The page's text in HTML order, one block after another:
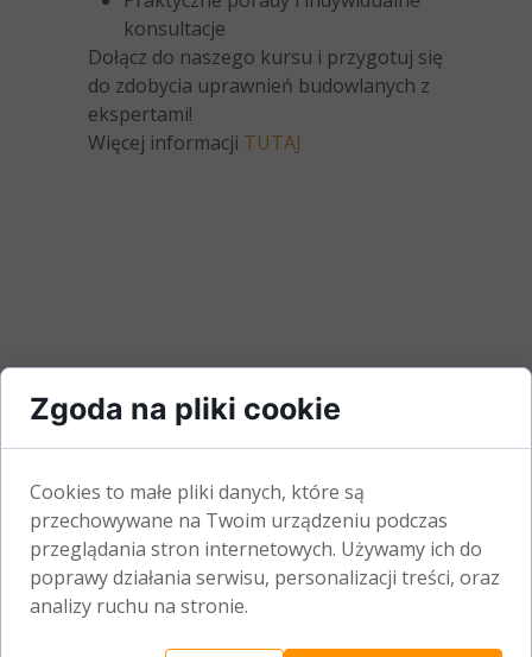
konsultacje
Dołącz do naszego kursu i przygotuj się
do zdobycia uprawnień budowlanych z
ekspertami!
Więcej informacji TUTAJ
Zgoda na pliki cookie
Cookies to małe pliki danych, które są
przechowywane na Twoim urządzeniu podczas
przeglądania stron internetowych. Używamy ich do
poprawy działania serwisu, personalizacji treści, oraz
analizy ruchu na stronie.